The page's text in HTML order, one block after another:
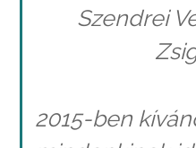
Szendrei
2015-ben